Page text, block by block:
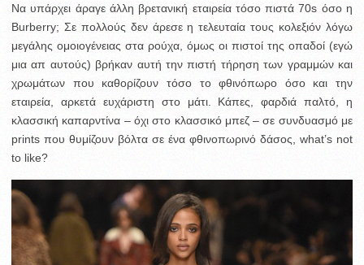
Να υπάρχει άραγε άλλη βρετανική εταιρεία τόσο πιστά 70s όσο η
Burberry; Σε πολλούς δεν άρεσε η τελευταία τους κολεξιόν λόγω
μεγάλης ομοιογένειας στα ρούχα, όμως οι πιστοί της οπαδοί (εγώ
μια απ αυτούς) βρήκαν αυτή την πιστή τήρηση των γραμμών και
χρωμάτων που καθορίζουν τόσο το φθινόπωρο όσο και την
εταιρεία, αρκετά ευχάριστη στο μάτι. Κάπες, φαρδιά παλτό, η
κλασσική καπαρντίνα – όχι στο κλασσικό μπεζ – σε συνδυασμό με
prints που θυμίζουν βόλτα σε ένα φθινοπωρινό δάσος, what’s not
to like?